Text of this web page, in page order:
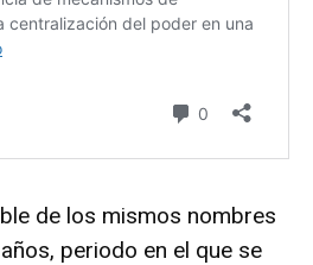
de los mismos nombres
periodo en el que se